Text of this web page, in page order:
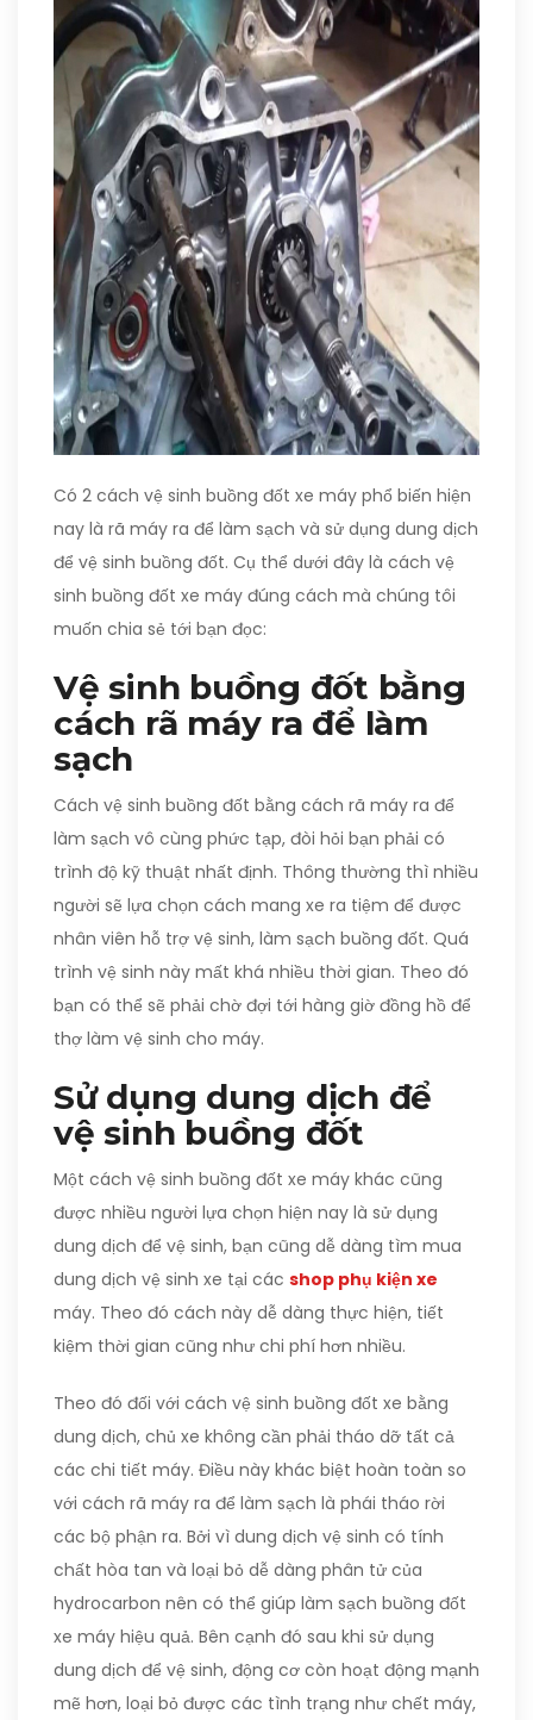
Có 2 cách vệ sinh buồng đốt xe máy phổ biến hiện
nay là rã máy ra để làm sạch và sử dụng dung dịch
để vệ sinh buồng đốt. Cụ thể dưới đây là cách vệ
sinh buồng đốt xe máy đúng cách mà chúng tôi
muốn chia sẻ tới bạn đọc:
Vệ sinh buồng đốt bằng
cách rã máy ra để làm
sạch
Cách vệ sinh buồng đốt bằng cách rã máy ra để
làm sạch vô cùng phức tạp, đòi hỏi bạn phải có
trình độ kỹ thuật nhất định. Thông thường thì nhiều
người sẽ lựa chọn cách mang xe ra tiệm để được
nhân viên hỗ trợ vệ sinh, làm sạch buồng đốt. Quá
trình vệ sinh này mất khá nhiều thời gian. Theo đó
bạn có thể sẽ phải chờ đợi tới hàng giờ đồng hồ để
thợ làm vệ sinh cho máy.
Sử dụng dung dịch để
vệ sinh buồng đốt
Một cách vệ sinh buồng đốt xe máy khác cũng
được nhiều người lựa chọn hiện nay là sử dụng
dung dịch để vệ sinh, bạn cũng dễ dàng tìm mua
dung dịch vệ sinh xe tại các shop phụ kiện xe
máy. Theo đó cách này dễ dàng thực hiện, tiết
kiệm thời gian cũng như chi phí hơn nhiều.
Theo đó đối với cách vệ sinh buồng đốt xe bằng
dung dịch, chủ xe không cần phải tháo dỡ tất cả
các chi tiết máy. Điều này khác biệt hoàn toàn so
với cách rã máy ra để làm sạch là phái tháo rời
các bộ phận ra. Bởi vì dung dịch vệ sinh có tính
chất hòa tan và loại bỏ dễ dàng phân tử của
hydrocarbon nên có thể giúp làm sạch buồng đốt
xe máy hiệu quả. Bên cạnh đó sau khi sử dụng
dung dịch để vệ sinh, động cơ còn hoạt động mạnh
mẽ hơn, loại bỏ được các tình trạng như chết máy,